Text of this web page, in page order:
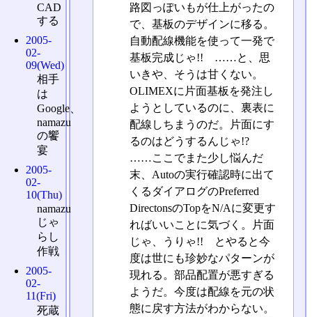
路図っぽいもが仕上がったの
で、基板のデザインに移る。
自動配線機能を使って一発で
基板完成じゃ!! ……と、思
いきや、そうは甘くない。
OLIMEXに片面基板を発注し
ようとしているのに、裏表に
配線しちまうのだ。片面にす
るのはどうするんじゃ!?
……ここでまた少し悩んだ
末、Autoの実行確認時に出て
くるダイアログのPreferred
DirectonsのTopをN/Aに変更す
ればいいことに気づく。片面
じゃ、うりゃ!! とやると今
度は世にも珍妙なパターンが
現れる。部品配置が悪すぎる
ようだ。今度は配線を元の状
態に戻す方法がわからない。
CAD
する
2005-
02-
09(Wed)
相手
は
Google、
namazu
の饗
宴
2005-
02-
10(Thu)
namazu
じゃ
らし
作戦
2005-
02-
11(Fri)
死蔵